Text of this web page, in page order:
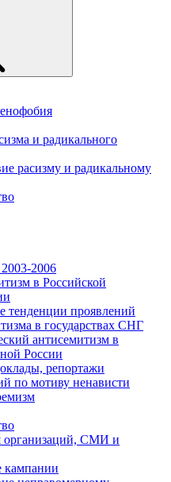
и радикального
расизму и радикальному
2006
в Российской
тенденции проявлений
в государствах СНГ
антисемитизм в
России
репортажи
по мотиву ненависти
организаций, СМИ и
кампании